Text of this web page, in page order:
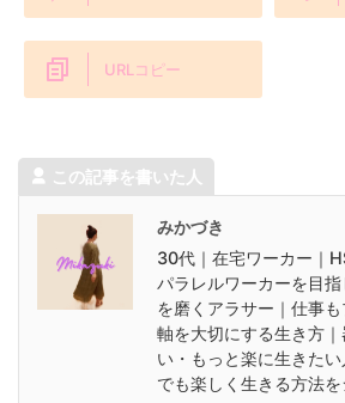
URLコピー
この記事を書いた人
みかづき
30代｜在宅ワーカー｜
パラレルワーカーを目
を磨くアラサー｜仕事
軸を大切にする生き方
い・もっと楽に生きた
でも楽しく生きる方法を